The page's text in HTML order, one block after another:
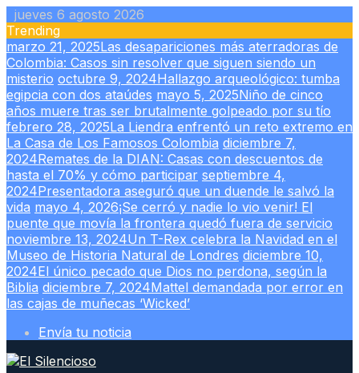
Skip
to
content
jueves 6 agosto 2026
Trending
marzo 21, 2025Las desapariciones más aterradoras de
Colombia: Casos sin resolver que siguen siendo un
misterio octubre 9, 2024Hallazgo arqueológico: tumba
egipcia con dos ataúdes mayo 5, 2025Niño de cinco
años muere tras ser brutalmente golpeado por su tío
febrero 28, 2025La Liendra enfrentó un reto extremo en
La Casa de Los Famosos Colombia diciembre 7,
2024Remates de la DIAN: Casas con descuentos de
hasta el 70% y cómo participar septiembre 4,
2024Presentadora aseguró que un duende le salvó la
vida mayo 4, 2026¡Se cerró y nadie lo vio venir! El
puente que movía la frontera quedó fuera de servicio
noviembre 13, 2024Un T-Rex celebra la Navidad en el
Museo de Historia Natural de Londres diciembre 10,
2024El único pecado que Dios no perdona, según la
Biblia diciembre 7, 2024Mattel demandada por error en
las cajas de muñecas ‘Wicked’
Envía tu noticia